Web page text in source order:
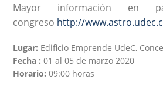
Mayor información en
congreso http://
Lugar: Edificio Emprende UdeC,
Fecha :01 al 05 de marzo 2020
Horario:09:00 horas